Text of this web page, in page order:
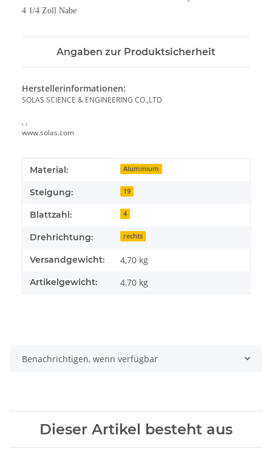
4 1/4 Zoll Nabe
Angaben zur Produktsicherheit
Herstellerinformationen:
SOLAS SCIENCE & ENGINEERING CO.,LTD
, ,
www.solas.com
Produkteigenschaft
Wert
Material: Aluminium
Steigung: 19
Blattzahl: 4
Drehrichtung: rechts
Versandgewicht: 4,70 kg
Artikelgewicht: 4,70 kg
Benachrichtigen, wenn verfügbar
Dieser Artikel besteht aus